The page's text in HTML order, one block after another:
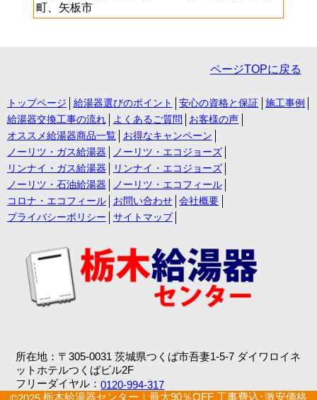
町、矢板市
ページTOPに戻る
トップページ 給湯器選びのポイント 安心の資格と保証
施工事例
給湯器交換工事の流れ
よくあるご質問
お客様の声
オススメ給湯器商品一覧
お得なキャンペーン
ノーリツ・ガス給湯器
ノーリツ・エコジョーズ
リンナイ・ガス給湯器
リンナイ・エコジョーズ
ノーリツ・石油給湯器
ノーリツ・エコフィール
コロナ・エコフィール
お問い合わせ
会社概要
プライバシーポリシー
サイトマップ
所在地：〒305-0031 茨城県つくば市吾妻1-5-7 ダイワロイネ
ットホテルつくばビル2F
フリーダイヤル：0120-994-317
栃木給湯器センター｜最大90％OFF 工事費込･激安価格